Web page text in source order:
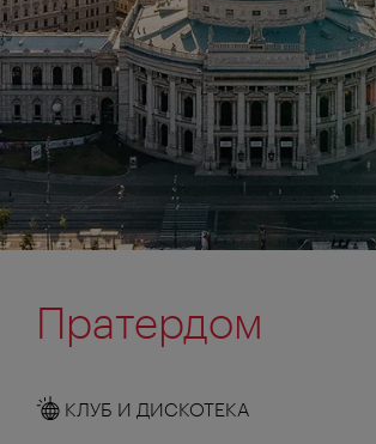
Пратердом
КЛУБ И ДИСКОТЕКА